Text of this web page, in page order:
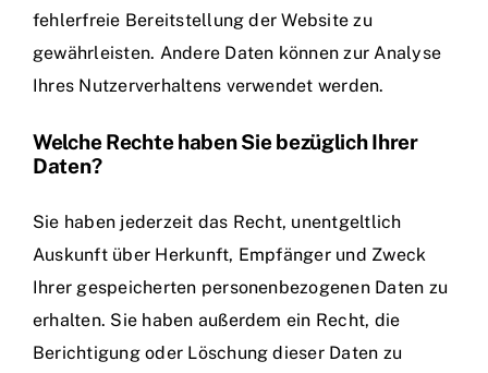
fehlerfreie Bereitstellung der Website zu
gewährleisten. Andere Daten können zur Analyse
Ihres Nutzerverhaltens verwendet werden.
Welche Rechte haben Sie bezüglich Ihrer
Daten?
Sie haben jederzeit das Recht, unentgeltlich
Auskunft über Herkunft, Empfänger und Zweck
Ihrer gespeicherten personenbezogenen Daten zu
erhalten. Sie haben außerdem ein Recht, die
Berichtigung oder Löschung dieser Daten zu